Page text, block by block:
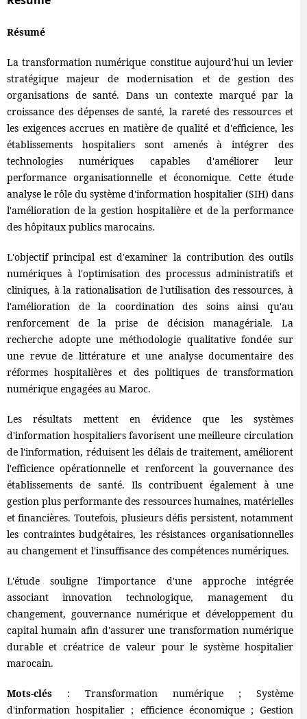
Résumé
La transformation numérique constitue aujourd'hui un levier
stratégique majeur de modernisation et de gestion des
organisations de santé. Dans un contexte marqué par la
croissance des dépenses de santé, la rareté des ressources et
les exigences accrues en matière de qualité et d'efficience, les
établissements hospitaliers sont amenés à intégrer des
technologies numériques capables d'améliorer leur
performance organisationnelle et économique. Cette étude
analyse le rôle du système d'information hospitalier (SIH) dans
l'amélioration de la gestion hospitalière et de la performance
des hôpitaux publics marocains.
L'objectif principal est d'examiner la contribution des outils
numériques à l'optimisation des processus administratifs et
cliniques, à la rationalisation de l'utilisation des ressources, à
l'amélioration de la coordination des soins ainsi qu'au
renforcement de la prise de décision managériale. La
recherche adopte une méthodologie qualitative fondée sur
une revue de littérature et une analyse documentaire des
réformes hospitalières et des politiques de transformation
numérique engagées au Maroc.
Les résultats mettent en évidence que les systèmes
d'information hospitaliers favorisent une meilleure circulation
de l'information, réduisent les délais de traitement, améliorent
l'efficience opérationnelle et renforcent la gouvernance des
établissements de santé. Ils contribuent également à une
gestion plus performante des ressources humaines, matérielles
et financières. Toutefois, plusieurs défis persistent, notamment
les contraintes budgétaires, les résistances organisationnelles
au changement et l'insuffisance des compétences numériques.
L'étude souligne l'importance d'une approche intégrée
associant innovation technologique, management du
changement, gouvernance numérique et développement du
capital humain afin d'assurer une transformation numérique
durable et créatrice de valeur pour le système hospitalier
marocain.
Mots-clés: Transformation numérique ; Système
d'information hospitalier ; efficience économique ; Gestion